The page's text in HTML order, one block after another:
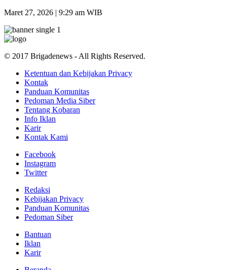
Maret 27, 2026 | 9:29 am WIB
© 2017 Brigadenews - All Rights Reserved.
Ketentuan dan Kebijakan Privacy
Kontak
Panduan Komunitas
Pedoman Media Siber
Tentang Kobaran
Info Iklan
Karir
Kontak Kami
Facebook
Instagram
Twitter
Redaksi
Kebijakan Privacy
Panduan Komunitas
Pedoman Siber
Bantuan
Iklan
Karir